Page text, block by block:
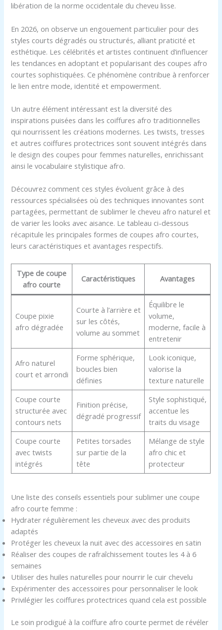
libération de la norme occidentale du cheveu lisse.
En 2026, on observe un engouement particulier pour des
styles courts dégradés ou structurés, alliant praticité et
esthétique. Les célébrités et artistes continuent d’influencer
les tendances en adoptant et popularisant des coupes afro
courtes sophistiquées. Ce phénomène contribue à renforcer
le lien entre mode, identité et empowerment.
Un autre élément intéressant est la diversité des
inspirations puisées dans les coiffures afro traditionnelles
qui nourrissent les créations modernes. Les twists, tresses
et autres coiffures protectrices sont souvent intégrés dans
le design des coupes pour femmes naturelles, enrichissant
ainsi le vocabulaire stylistique afro.
Découvrez comment ces styles évoluent grâce à des
ressources spécialisées où des techniques innovantes sont
partagées, permettant de sublimer le cheveu afro naturel et
de varier les looks avec aisance. Le tableau ci-dessous
récapitule les principales formes de coupes afro courtes,
leurs caractéristiques et avantages respectifs.
Type de coupe
afro courte
Caractéristiques Avantages
Coupe pixie
afro dégradée
Courte à l’arrière et
sur les côtés,
volume au sommet
Équilibre le
volume,
moderne, facile à
entretenir
Afro naturel
court et arrondi
Forme sphérique,
boucles bien
définies
Look iconique,
valorise la
texture naturelle
Coupe courte
structurée avec
contours nets
Finition précise,
dégradé progressif
Style sophistiqué,
accentue les
traits du visage
Coupe courte
avec twists
intégrés
Petites torsades
sur partie de la
tête
Mélange de style
afro chic et
protecteur
Une liste des conseils essentiels pour sublimer une coupe
afro courte femme :
Hydrater régulièrement les cheveux avec des produits
adaptés
Protéger les cheveux la nuit avec des accessoires en satin
Réaliser des coupes de rafraîchissement toutes les 4 à 6
semaines
Utiliser des huiles naturelles pour nourrir le cuir chevelu
Expérimenter des accessoires pour personnaliser le look
Privilégier les coiffures protectrices quand cela est possible
Le soin prodigué à la coiffure afro courte permet de révéler